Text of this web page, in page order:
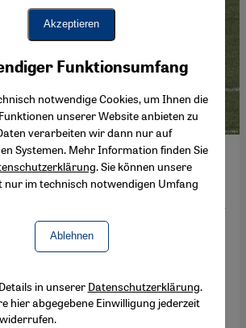
Özil, Foto: picture-alliance/dpa
besitzt einen tunesischen und
Pass. Der 21-Jährige
vom VfB Stuttgart
in seiner Freizeit für die
Integration von
Bald wird er wohl auch im
Funktionsumfang
notwendige Cookies, um Ihnen die
unserer Website anbieten zu
verarbeiten wir dann nur auf
Systemen. Mehr Information finden Sie
. Sie können unsere
nur im technisch notwendigen Umfang
Ablehnen
Embed
Akzeptieren
in unserer Datenschutzerklärung.
hier abgegebene Einwilligung jederzeit